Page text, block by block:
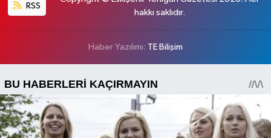
RSS
hakkı saklıdır.
Haber Yazılımı: TE Bilişim